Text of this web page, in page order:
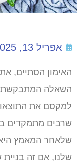
אפריל 13, 2025
האימון הסתיים,
השאלה המתבקשת
למקסם את
שרבים מתמקדים
שלאחר המאמץ היא
שלנו, אם זה בניית